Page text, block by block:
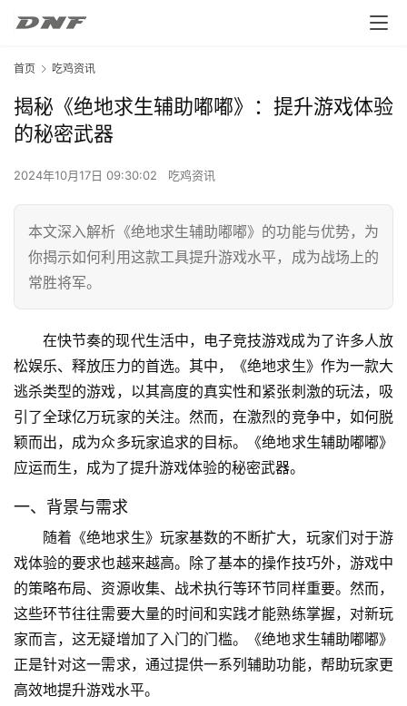
首页 吃鸡资讯
揭秘《绝地求生辅助嘟嘟》：提升游戏体验
的秘密武器
2024年10月17日 09:30:02 吃鸡资讯
本文深入解析《绝地求生辅助嘟嘟》的功能与优势，为
你揭示如何利用这款工具提升游戏水平，成为战场上的
常胜将军。
在快节奏的现代生活中，电子竞技游戏成为了许多人放
松娱乐、释放压力的首选。其中，《绝地求生》作为一款大
逃杀类型的游戏，以其高度的真实性和紧张刺激的玩法，吸
引了全球亿万玩家的关注。然而，在激烈的竞争中，如何脱
颖而出，成为众多玩家追求的目标。《绝地求生辅助嘟嘟》
应运而生，成为了提升游戏体验的秘密武器。
一、背景与需求
随着《绝地求生》玩家基数的不断扩大，玩家们对于游
戏体验的要求也越来越高。除了基本的操作技巧外，游戏中
的策略布局、资源收集、战术执行等环节同样重要。然而，
这些环节往往需要大量的时间和实践才能熟练掌握，对新玩
家而言，这无疑增加了入门的门槛。《绝地求生辅助嘟嘟》
正是针对这一需求，通过提供一系列辅助功能，帮助玩家更
高效地提升游戏水平。